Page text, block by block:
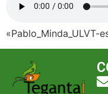
«Pablo_Minda_ULVT-